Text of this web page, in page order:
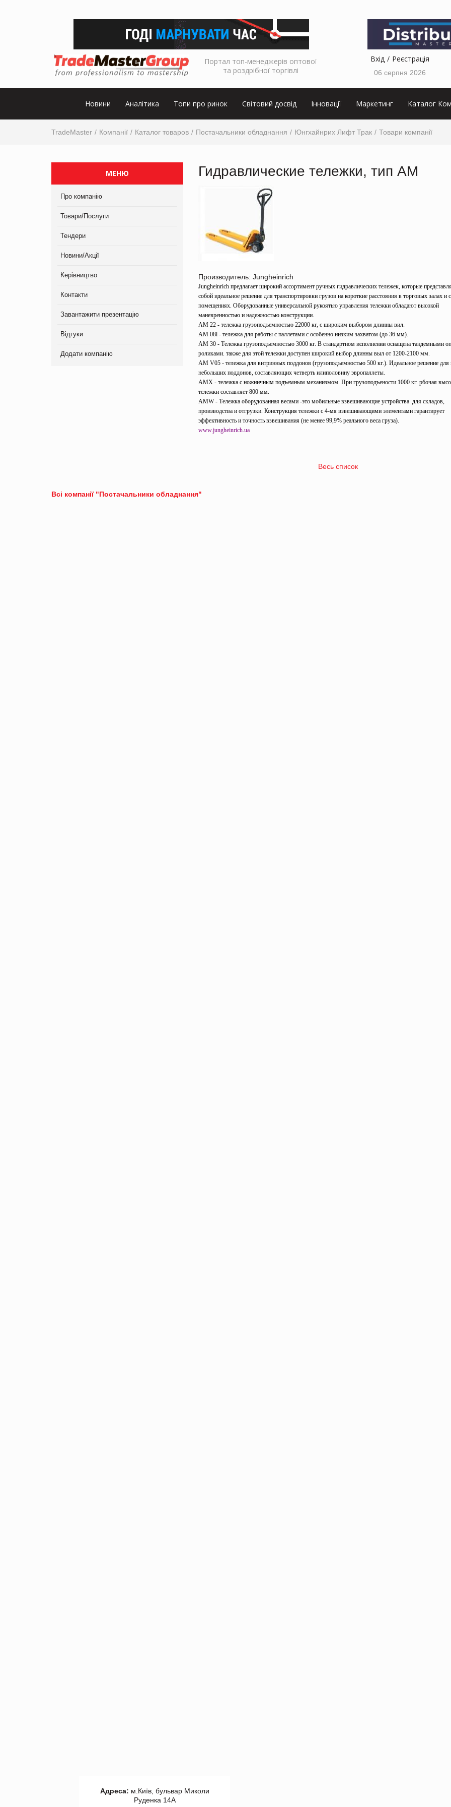
Портал топ-менеджерів оптової
та роздрібної торгівлі
Вхід Реєстрація
06 серпня 2026
Новини Аналітика Топи про ринок Світовий досвід Інновації Маркетинг Каталог
TradeMaster Компанії Каталог товаров Постачальники обладнання Юнгхайнрих Лифт Трак Товари компанії
МЕНЮ
Про компанію
Товари/Послуги
Тендери
Новини/Акції
Керівництво
Контакти
Завантажити презентацію
Відгуки
Додати компанію
Гидравлические тележки, тип АМ
Производитель: Jungheinrich
Jungheinrich предлагает широкий ассортимент ручных гидравлических тележек, которые
собой идеальное решение для транспортировки грузов на короткие расстояния в торговых залах и
помещениях. Оборудованные универсальной рукоятью управления тележки обладают высокой
маневренностью и надежностью конструкции.
АМ 22 - тележка грузоподъемностью 22000 кг, с широким выбором длинны вил.
АМ 08l - тележка для работы с паллетами с особенно низким захватом (до 36 мм).
АМ 30 - Тележка грузоподъемностью 3000 кг. В стандартном исполнении оснащена тандемными
роликами. также для этой тележки доступен широкий выбор длинны выл от 1200-2100 мм.
АМ V05 - тележка для витринных поддонов (грузоподъемностью 500 кг.). Идеальное решение для
небольших поддонов, составляющих четверть илиполовину эвропаллеты.
AMX - тележка с ножничным подъемным механизмом. При грузоподъености 1000 кг. рбочая
тележки составляет 800 мм.
AMW - Тележка оборудованная весами -это мобильные взвешивающие устройства для складов,
производства и отгрузки. Конструкция тележки с 4-мя взвешивающими элементами гарантирует
эффективность и точность взвешивания (не менее 99,9% реального веса груза).
www.jungheinrich.ua
Весь список
Всі компанії "Постачальники обладнання"
Адреса: м.Київ, бульвар Миколи
Руденка 14А